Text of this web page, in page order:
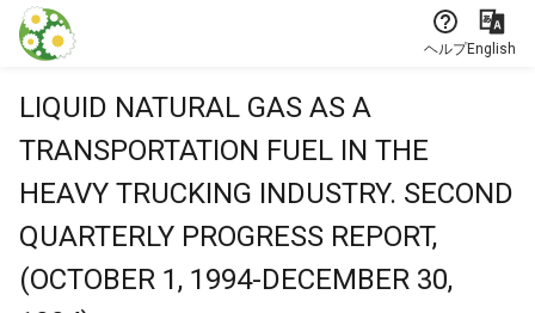
本文に飛ぶ
ヘルプEnglish
LIQUID NATURAL GAS AS A
TRANSPORTATION FUEL IN THE
HEAVY TRUCKING INDUSTRY. SECOND
QUARTERLY PROGRESS REPORT,
(OCTOBER 1, 1994-DECEMBER 30,